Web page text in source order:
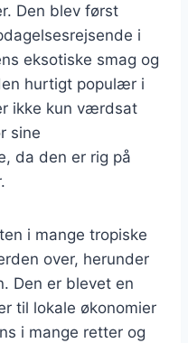
Den blev først
i
eksotiske smag og
hurtigt populær i
ikke kun værdsat
sine
da den er rig på
i mange tropiske
over, herunder
Den er blevet en
til lokale økonomier
i mange retter og